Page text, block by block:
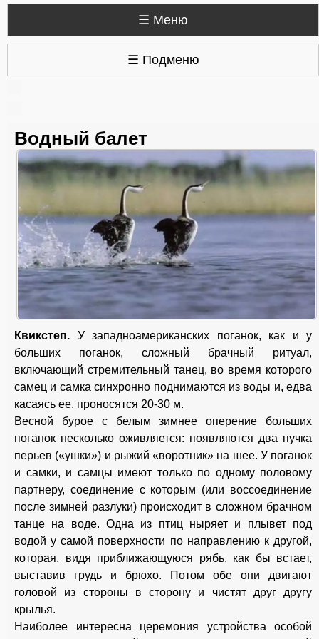
☰ Меню
☰ Подменю
Водный балет
Квикстеп. У западноамериканских поганок, как и у
больших поганок, сложный брачный ритуал,
включающий стремительный танец, во время которого
самец и самка синхронно поднимаются из воды и, едва
касаясь ее, проносятся 20-30 м.
Весной бурое с белым зимнее оперение больших
поганок несколько оживляется: появляются два пучка
перьев («ушки») и рыжий «воротник» на шее. У поганок
и самки, и самцы имеют только по одному половому
партнеру, соединение с которым (или воссоединение
после зимней разлуки) происходит в сложном брачном
танце на воде. Одна из птиц ныряет и плывет под
водой у самой поверхности по направлению к другой,
которая, видя приближающуюся рябь, как бы встает,
выставив грудь и брюхо. Потом обе они двигают
головой из стороны в сторону и чистят друг другу
крылья.
Наиболее интересна церемония устройства особой